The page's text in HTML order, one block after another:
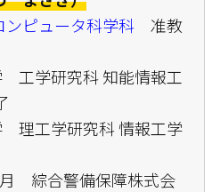
ピュータ科学科 准教
学研究科 知能情報工
工学研究科 情報工学
綜合警備保障株式会